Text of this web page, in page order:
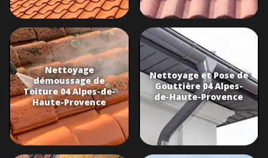
Nettoyage
démoussage de
Toiture 04 Alpes-de-
Haute-Provence
Nettoyage et Pose de
Gouttière 04 Alpes-
de-Haute-Provence